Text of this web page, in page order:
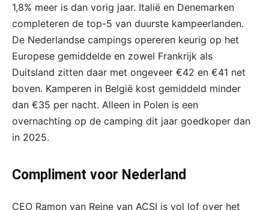
1,8% meer is dan vorig jaar. Italië en Denemarken
completeren de top-5 van duurste kampeerlanden.
De Nederlandse campings opereren keurig op het
Europese gemiddelde en zowel Frankrijk als
Duitsland zitten daar met ongeveer €42 en €41 net
boven. Kamperen in België kost gemiddeld minder
dan €35 per nacht. Alleen in Polen is een
overnachting op de camping dit jaar goedkoper dan
in 2025.
Compliment voor Nederland
CEO Ramon van Reine van ACSI is vol lof over het